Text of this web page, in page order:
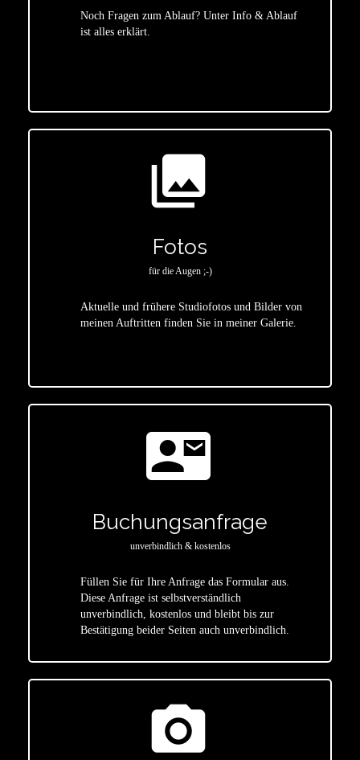
Noch Fragen zum Ablauf? Unter Info & Ablauf
ist alles erklärt.
photo_library
Fotos
für die Augen ;-)
Aktuelle und frühere Studiofotos und Bilder von
meinen Auftritten finden Sie in meiner Galerie.
contact_mail
Buchungsanfrage
unverbindlich & kostenlos
Füllen Sie für Ihre Anfrage das Formular aus.
Diese Anfrage ist selbstverständlich
unverbindlich, kostenlos und bleibt bis zur
Bestätigung beider Seiten auch unverbindlich.
photo_camera